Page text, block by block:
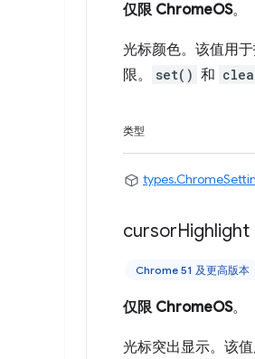
仅限 ChromeOS。
光标颜色。该值用
限。
set() 和
类型
cursorHighlight
Chrome 51 及更高版本
仅限 ChromeOS。
光标突出显示。该